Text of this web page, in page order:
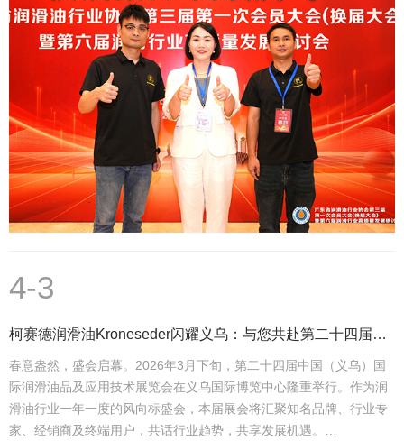
4-3
柯赛德润滑油Kroneseder闪耀义乌：与您共赴第二十四届中国国际润滑油品及应用技术展览会
春意盎然，盛会启幕。2026年3月下旬，第二十四届中国（义乌）国
际润滑油品及应用技术展览会在义乌国际博览中心隆重举行。作为润
滑油行业一年一度的风向标盛会，本届展会将汇聚知名品牌、行业专
家、经销商及终端用户，共话行业趋势，共享发展机遇。…